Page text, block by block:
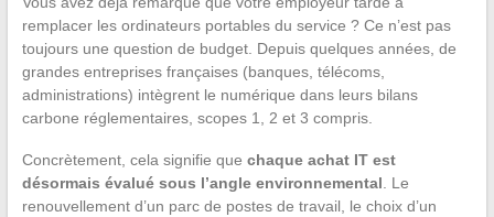
remplacer les ordinateurs portables du service ? Ce n’est pas
toujours une question de budget. Depuis quelques années, de
grandes entreprises françaises (banques, télécoms,
administrations) intègrent le numérique dans leurs bilans
carbone réglementaires, scopes 1, 2 et 3 compris.
Concrètement, cela signifie que chaque achat IT est
désormais évalué sous l’angle environnemental . Le
renouvellement d’un parc de postes de travail, le choix d’un